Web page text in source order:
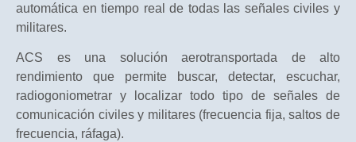
automática en tiempo real de todas las señales civiles y
militares.
ACS es una solución aerotransportada de alto
rendimiento que permite buscar, detectar, escuchar,
radiogoniometrar y localizar todo tipo de señales de
comunicación civiles y militares (frecuencia fija, saltos de
frecuencia, ráfaga).